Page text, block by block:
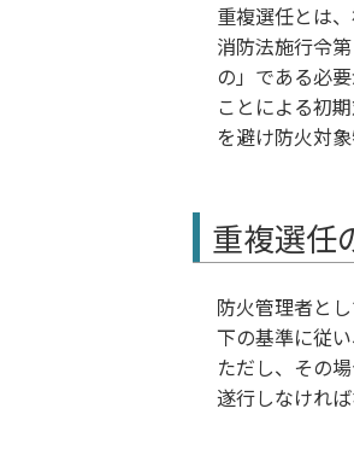
重複選任とは
消防法施行令
の」である必
ことによる初
を避け防火対
重複選任
防火管理者と
下の基準に従
ただし、その
遂行しなけれ